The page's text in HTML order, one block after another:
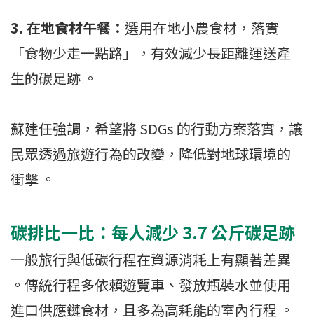
3. 在地食材午餐： 選用在地小農食材，落實
「食物少走一點路」，有效減少長距離運送產
生的碳足跡 。
蘇建任強調，希望將 SDGs 的行動方案落實，讓
民眾透過旅遊行為的改變，降低對地球環境的
衝擊 。
碳排比一比：每人減少 3.7 公斤碳足跡
一般旅行與低碳行程在資源消耗上有顯著差異
。傳統行程多依賴遊覽車、發放瓶裝水並使用
進口供應鏈食材，且多為高耗能的室內行程 。